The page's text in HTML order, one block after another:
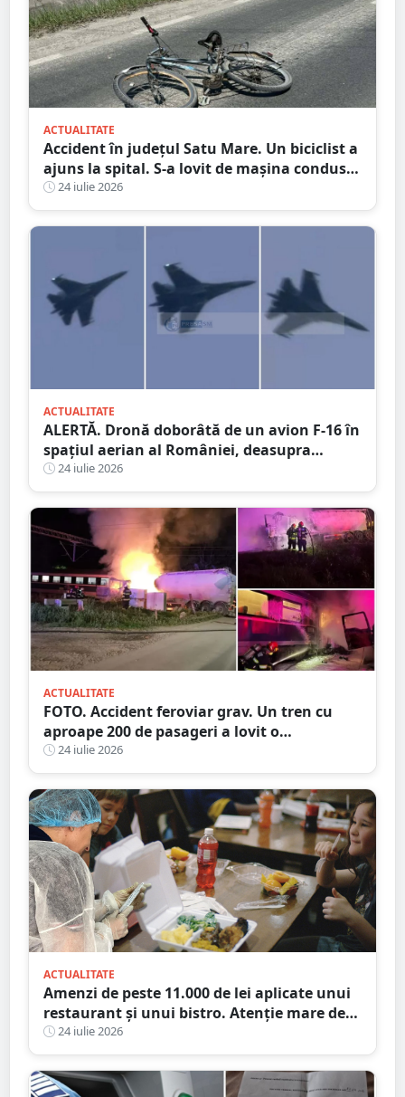
ACTUALITATE
Accident în județul Satu Mare. Un biciclist a
ajuns la spital. S-a lovit de mașina condusă
de un tânăr șofer
24 iulie 2026
ACTUALITATE
ALERTĂ. Dronă doborâtă de un avion F-16 în
spațiul aerian al României, deasupra
județului Buzău
24 iulie 2026
ACTUALITATE
FOTO. Accident feroviar grav. Un tren cu
aproape 200 de pasageri a lovit o
autocisternă, care a luat foc
24 iulie 2026
ACTUALITATE
Amenzi de peste 11.000 de lei aplicate unui
restaurant și unui bistro. Atenție mare de
unde mâncați
24 iulie 2026